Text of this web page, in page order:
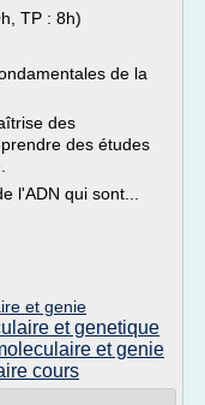
TP : 8h)
de la
des
des études
l'ADN qui sont...
et genie
et genetique
et genie
cours